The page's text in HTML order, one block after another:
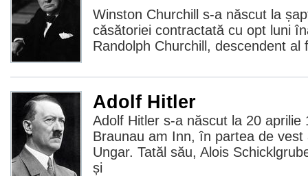
Winston Churchill s-a născut la
căsătoriei contractată cu opt luni
Randolph Churchill, descendent al
Adolf Hitler
Adolf Hitler s-a născut la 20 aprilie
Braunau am Inn, în partea de vest
Ungar. Tatăl său, Alois
și